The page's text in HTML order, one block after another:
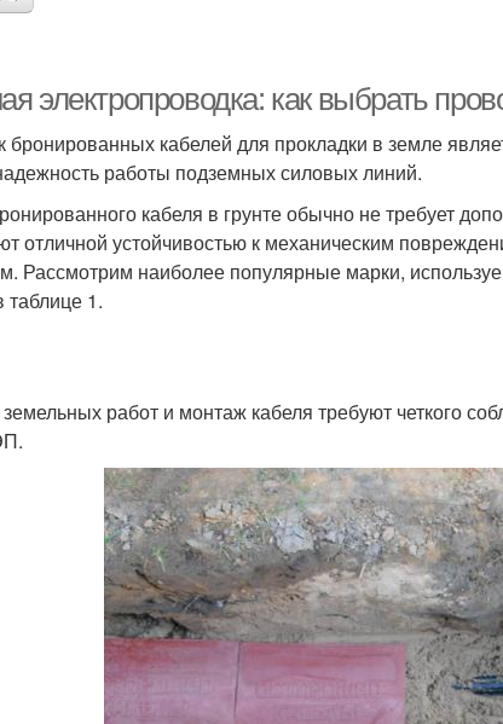
электропроводка: как выбрать
бронированных кабелей для прокладки в земле
работы подземных силовых линий.
кабеля в грунте обычно не требует
отличной устойчивостью к механическим
Рассмотрим наиболее популярные марки,
таблице 1.
работ и монтаж кабеля требуют четкого